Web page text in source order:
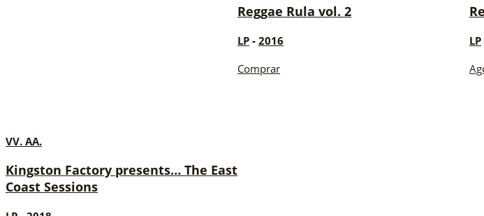
VV. AA.
Kingston Factory presents… The East
Coast Sessions
Reggae Rula vol. 2
LP - 2016
Comprar
LP